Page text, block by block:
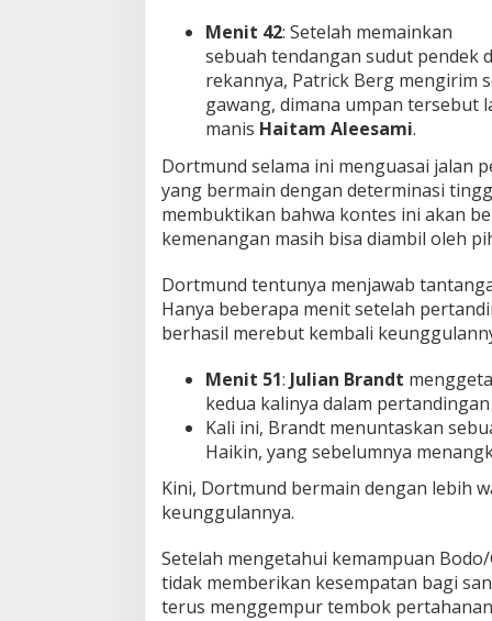
Menit 42: Setelah memainkan
sebuah tendangan sudut pendek
rekannya, Patrick Berg mengirim
gawang, dimana umpan tersebut
manis Haitam Aleesami.
Dortmund selama ini menguasai jalan
yang bermain dengan determinasi
membuktikan bahwa kontes ini akan
kemenangan masih bisa diambil oleh
Dortmund tentunya menjawab
Hanya beberapa menit setelah
berhasil merebut kembali
Menit 51: Julian Brandt
kedua kalinya dalam pertandingan
Kali ini, Brandt menuntaskan
Haikin, yang sebelumnya
Kini, Dortmund bermain dengan lebih
keunggulannya.
Setelah mengetahui kemampuan
tidak memberikan kesempatan bagi
terus menggempur tembok